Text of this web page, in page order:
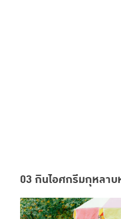
03 กินไอศกรีมกุหลา